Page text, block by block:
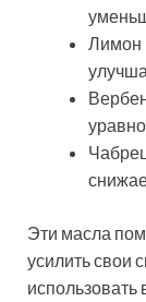
Лимон
Эти масла
усилить свои
использовать